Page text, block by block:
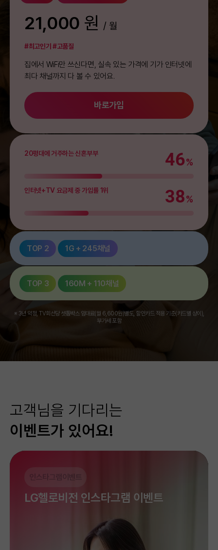
21,000 원 / 월
#최고인기#고품질
집에서 WiFi만 쓰신다면, 실속 있는 가격에 기가 인터넷에
최다 채널까지 다 볼 수 있어요.
바로가입
20평대에 거주하는 신혼부부 46%
인터넷+TV 요금제 중 가입률 1위 38%
TOP 2 1G + 245채널
25,200원/ 월
#최고품질#PC방속도
OTT의 4K 영상도 끊김 없는 인터넷에 골프, 스포츠, 교양
30평대에 거주하는 3인 이상 가족
인터넷+TV 요금제 중 가입률 2위
TOP 3 160M + 110채널
20,700원/ 월
0
※ 3년 약정, TV회선당 셋톱박스 임대료(월 6,600원)별도, 할인카드 적용 기준(카드별 상이),
부가세 포함
고객님을 기다리는
이벤트가 있어요!
오늘이 가장 저렴해요!
인터넷 렌탈 특가전
우리 집 보안 지킴이
해지부터 가입까지 한 번에!
인스타그램이벤트
LG헬로비전 인스타그램 이벤트
LG U+ 100% 동일 고품질
타사보다 35% 저렴한
TV만 가입해도 WiFi가 가능한!
직영몰에서 인터넷+TV 가입 시
기가인터넷+데이터 무제한